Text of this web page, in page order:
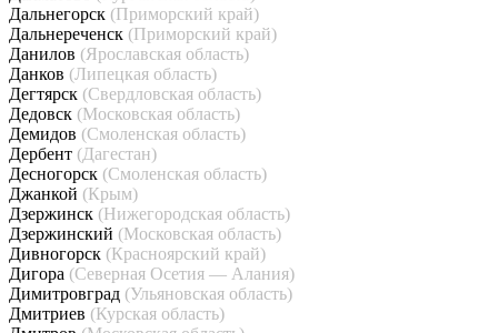
Дальнегорск (Приморский край)
Дальнереченск (Приморский край)
Данилов (Ярославская область)
Данков (Липецкая область)
Дегтярск (Свердловская область)
Дедовск (Московская область)
Демидов (Смоленская область)
Дербент (Дагестан)
Десногорск (Смоленская область)
Джанкой (Крым)
Дзержинск (Нижегородская область)
Дзержинский (Московская область)
Дивногорск (Красноярский край)
Дигора (Северная Осетия — Алания)
Димитровград (Ульяновская область)
Дмитриев (Курская область)